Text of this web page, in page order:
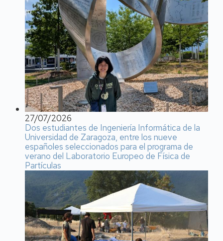
27/07/2026
Dos estudiantes de Ingeniería Informática de la
Universidad de Zaragoza, entre los nueve
españoles seleccionados para el programa de
verano del Laboratorio Europeo de Física de
Partículas